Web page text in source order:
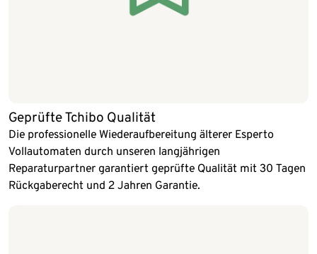
Geprüfte Tchibo Qualität
Die professionelle Wiederaufbereitung älterer Esperto
Vollautomaten durch unseren langjährigen
Reparaturpartner garantiert geprüfte Qualität mit 30 Tagen
Rückgaberecht und 2 Jahren Garantie.